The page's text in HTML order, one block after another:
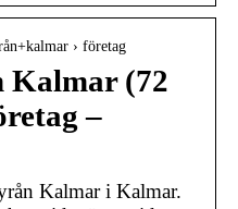
› företag
Kalmar (72
–
Kalmar i Kalmar.